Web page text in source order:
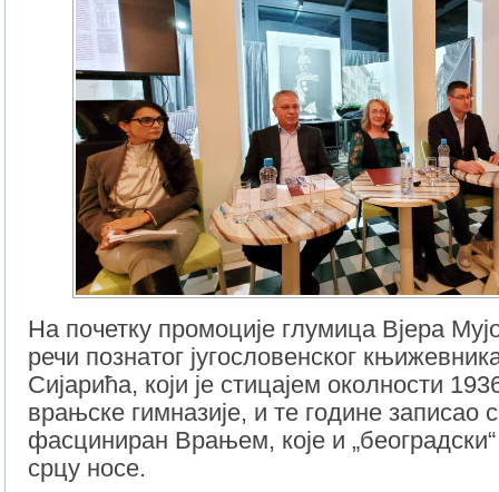
На почетку промоције глумица Вјера
речи познатог југословенског
Сијарића, који је стицајем околности
врањске гимназије, и те године записао
фасциниран Врањем, које и
срцу носе.